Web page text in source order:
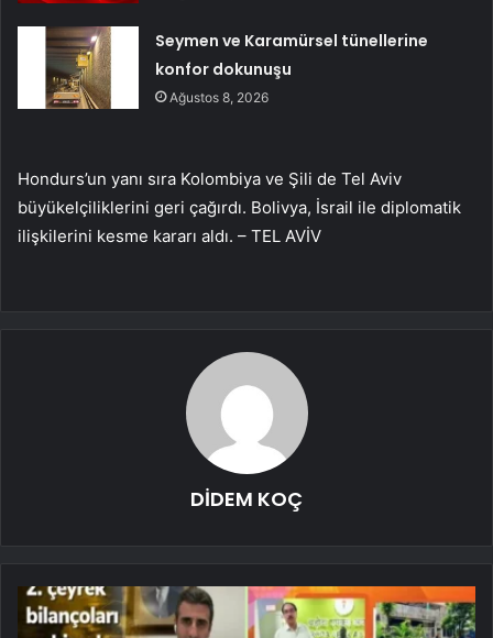
Seymen ve Karamürsel tünellerine
konfor dokunuşu
Ağustos 8, 2026
Hondurs’un yanı sıra Kolombiya ve Şili de Tel Aviv
büyükelçiliklerini geri çağırdı. Bolivya, İsrail ile diplomatik
ilişkilerini kesme kararı aldı. – TEL AVİV
DİDEM KOÇ